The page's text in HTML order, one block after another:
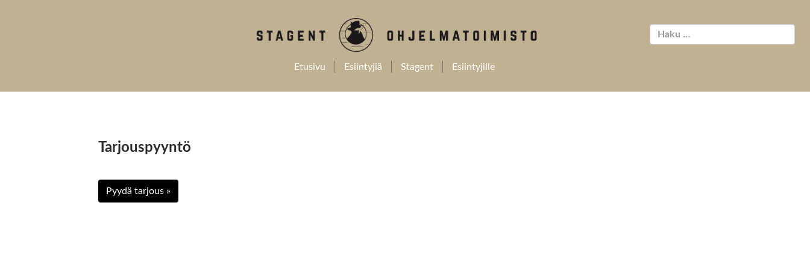
Etusivu Esiintyjiä Stagent Esiintyjille
Tarjouspyyntö
Pyydä tarjous »